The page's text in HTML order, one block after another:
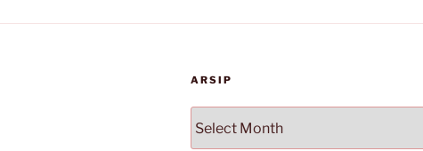
ARSIP